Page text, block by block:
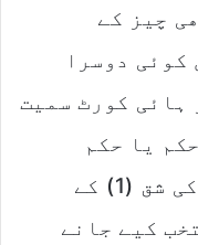
چیز کے
کوئی دوسرا
ہائی کورٹ سمیت
یا حکم
نامے، آئین کے آرٹیکل 62 کی شق (1) کے
کیے جانے